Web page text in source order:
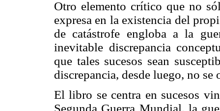
Otro elemento crítico que no
expresa en la existencia del
de catástrofe engloba a la
inevitable discrepancia
que tales sucesos sean
discrepancia, desde luego, no
El libro se centra en sucesos
Segunda Guerra Mundial, la